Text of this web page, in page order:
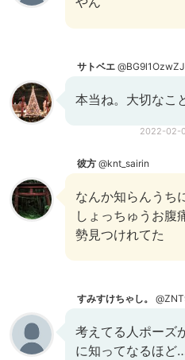
サトベエ
本当ね。大切なこ
2022-02-
彼方 @knt_sairin
なんか知らんうち
しょっちゅうお腹
勢見つけれてた
すみすけちゃし。
考えてる人ポーズ
に知ってなるほど